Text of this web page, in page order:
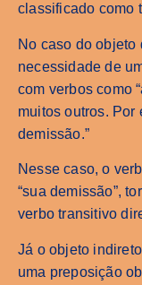
classificado como
No caso do objeto
necessidade de
com verbos como
muitos outros. Por
demissão.”
Nesse caso, o
“sua demissão”,
verbo transitivo
Já o objeto
uma preposição